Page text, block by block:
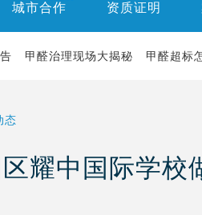
城市合作 资质证明
甲醛治理现场大揭秘 甲醛超标
态
耀中国际学校